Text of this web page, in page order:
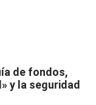
de fondos,
y la seguridad